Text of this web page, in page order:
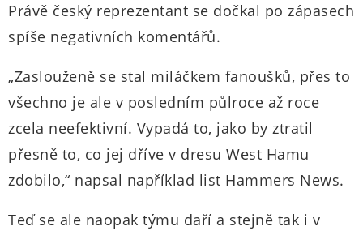
Právě český reprezentant se dočkal po zápasech
spíše negativních komentářů.
„Zaslouženě se stal miláčkem fanoušků, přes to
všechno je ale v posledním půlroce až roce
zcela neefektivní. Vypadá to, jako by ztratil
přesně to, co jej dříve v dresu West Hamu
zdobilo,“ napsal například list Hammers News.
Teď se ale naopak týmu daří a stejně tak i v